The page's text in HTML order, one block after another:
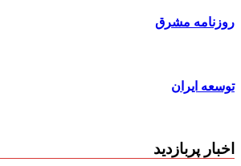
روزنامه مشرق
توسعه ایران
اخبار پربازدید